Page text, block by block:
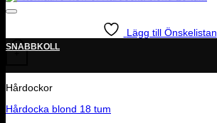
Lägg till Önskelistan
+
SNABBKOLL
Hårdockor
Hårdocka blond 18 tum